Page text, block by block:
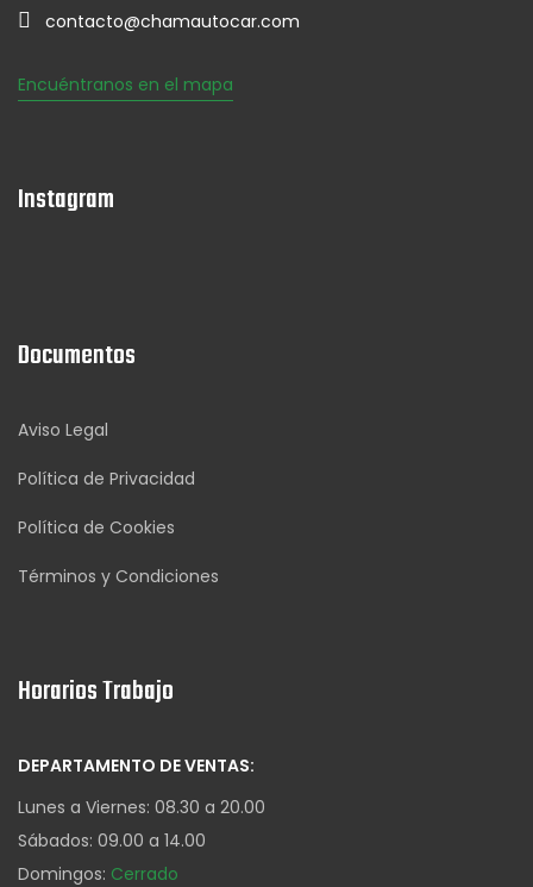
contacto@chamautocar.com
Encuéntranos en el mapa
Instagram
Documentos
Aviso Legal
Política de Privacidad
Política de Cookies
Términos y Condiciones
Horarios Trabajo
DEPARTAMENTO DE VENTAS:
Lunes a Viernes: 08.30 a 20.00
Sábados: 09.00 a 14.00
Domingos: Cerrado